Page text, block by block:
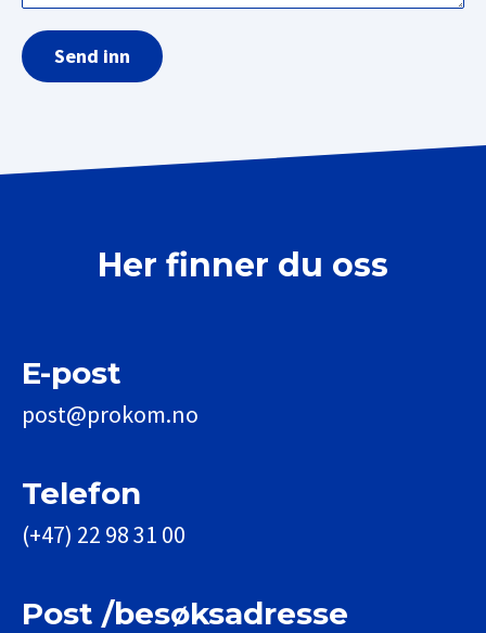
Send inn
Her finner du oss
E-post
post@prokom.no
Telefon
(+47) 22 98 31 00
Post /besøksadresse